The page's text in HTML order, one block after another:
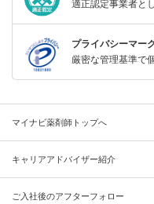
適正認定事業者と
プライバシーマー
厳密な管理基準で
マイナビ薬剤師トップへ
キャリアアドバイザー紹介
ご入社後のアフターフォロー